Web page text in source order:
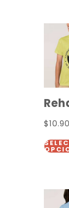
$10.90